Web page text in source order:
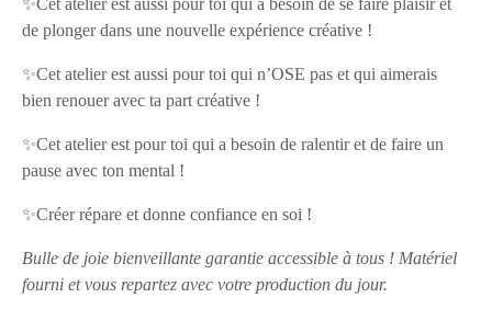
✨Cet atelier est aussi pour toi qui a besoin de se faire plaisir et
de plonger dans une nouvelle expérience créative !
✨Cet atelier est aussi pour toi qui n’OSE pas et qui aimerais
bien renouer avec ta part créative !
✨Cet atelier est pour toi qui a besoin de ralentir et de faire un
pause avec ton mental !
✨Créer répare et donne confiance en soi !
Bulle de joie bienveillante garantie accessible à tous ! Matériel
fourni et vous repartez avec votre production du jour.